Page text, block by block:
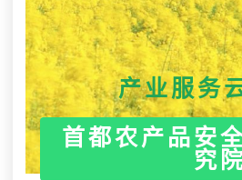
产业服务
首都农产品安
究